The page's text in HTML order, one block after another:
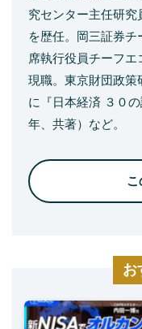
究センター主任研
を歴任。岡三証券
席執行役員チーフエ
現職。東京財団政策
に『日本経済 ３０
年、共著）など。
こ
お